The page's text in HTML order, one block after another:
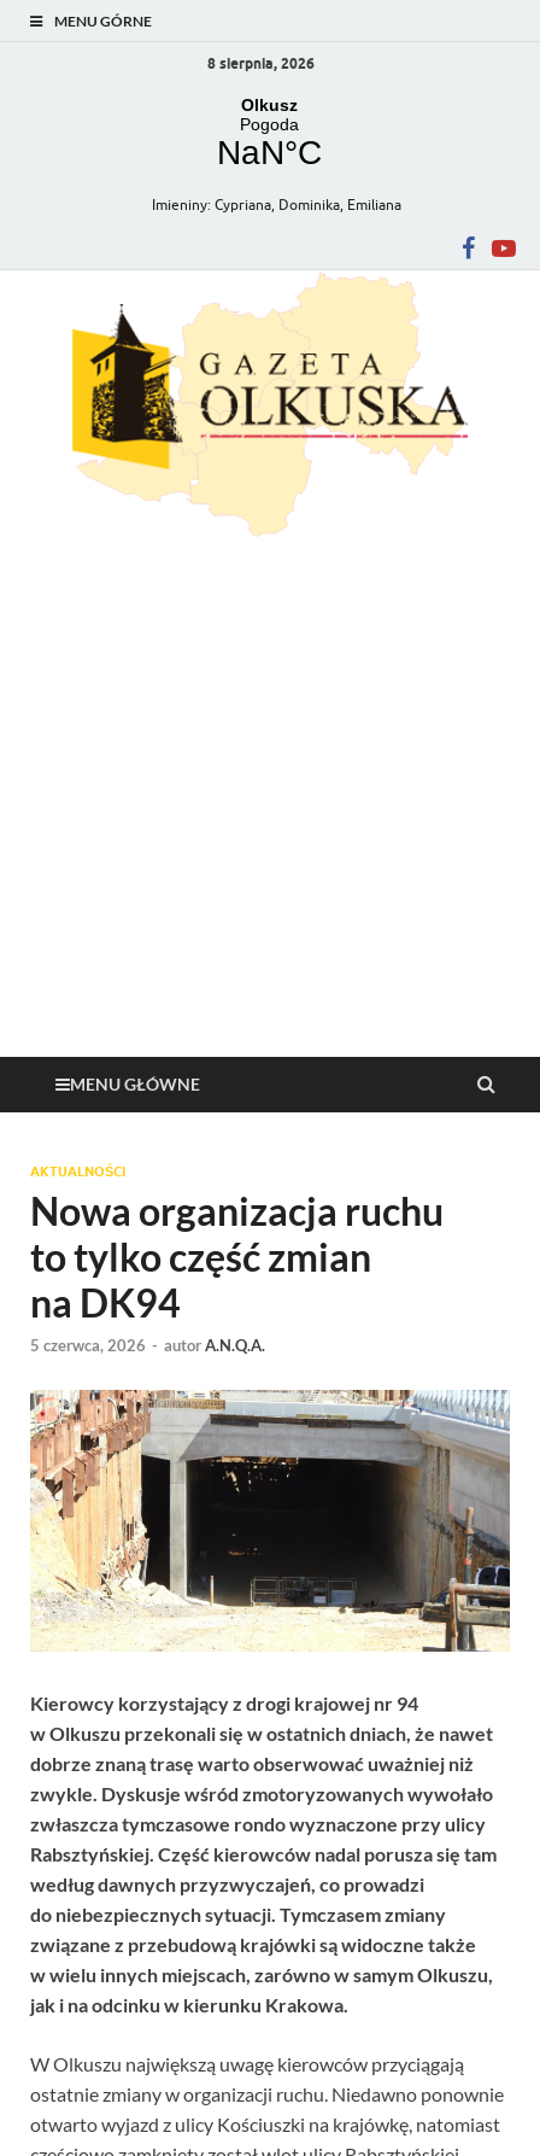
MENU GÓRNE
8 sierpnia, 2026
Imieniny: Cypriana, Dominika, Emiliana
Gazeta Olkuska
MENU GŁÓWNE
AKTUALNOŚCI
Nowa organizacja ruchu
to tylko część zmian
na DK94
5 czerwca, 2026 - autorA.N.Q.A.
Kierowcy korzystający z drogi krajowej nr 94
w Olkuszu przekonali się w ostatnich dniach, że nawet
dobrze znaną trasę warto obserwować uważniej niż
zwykle. Dyskusje wśród zmotoryzowanych wywołało
zwłaszcza tymczasowe rondo wyznaczone przy ulicy
Rabsztyńskiej. Część kierowców nadal porusza się tam
według dawnych przyzwyczajeń, co prowadzi
do niebezpiecznych sytuacji. Tymczasem zmiany
związane z przebudową krajówki są widoczne także
w wielu innych miejscach, zarówno w samym Olkuszu,
jak i na odcinku w kierunku Krakowa.
W Olkuszu największą uwagę kierowców przyciągają
ostatnie zmiany w organizacji ruchu. Niedawno ponownie
otwarto wyjazd z ulicy Kościuszki na krajówkę, natomiast